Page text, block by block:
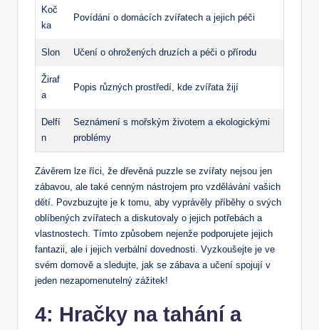
Koč
ka
Povídání o domácích⁤ zvířatech ⁢a jejich péči
Slon Učení o ohrožených druzích a péči o přírodu
Žiraf
a
Popis různých ‌prostředí, kde ⁢zvířata žijí
Delfí
n
Seznámení s⁤ mořským životem a ekologickými
problémy
Závěrem lze říci,⁤ že dřevěná puzzle se zvířaty nejsou ‌jen
zábavou, ale také cenným nástrojem pro‌ vzdělávání​ vašich
dětí. Povzbuzujte je k tomu, ⁣aby vyprávěly ‍příběhy o svých
oblíbených zvířatech a diskutovaly o jejich potřebách⁢ a
vlastnostech. Tímto způsobem nejenže podporujete jejich
fantazii, ale i jejich verbální dovednosti.‍ Vyzkoušejte⁤ je⁣ ve
⁣svém domově⁢ a ⁤sledujte, jak se ⁤zábava a učení spojují⁢ v
jeden nezapomenutelný zážitek!
4: Hračky ‍na ​tahání a